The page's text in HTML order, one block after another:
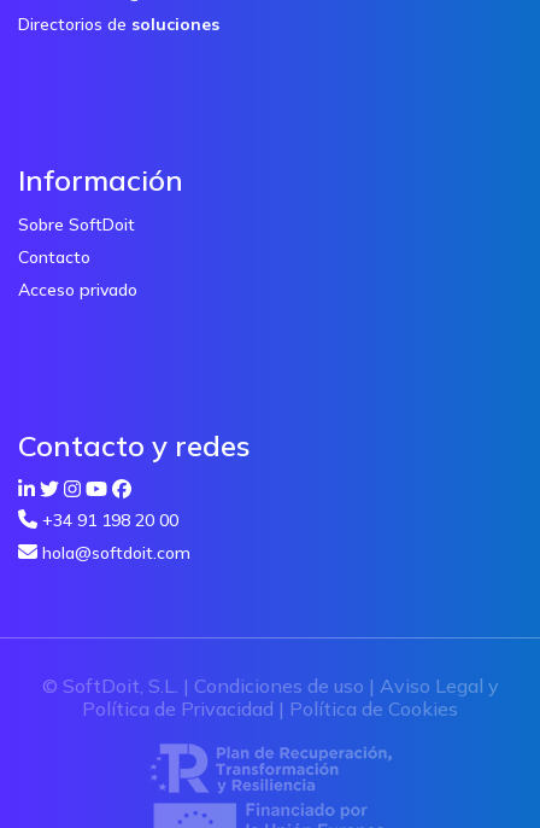
Directorios de soluciones
Información
Sobre SoftDoit
Contacto
Acceso privado
Contacto y redes
+34 91 198 20 00
hola@softdoit.com
© SoftDoit, S.L. | Condiciones de uso | Aviso Legal y
Política de Privacidad | Política de Cookies